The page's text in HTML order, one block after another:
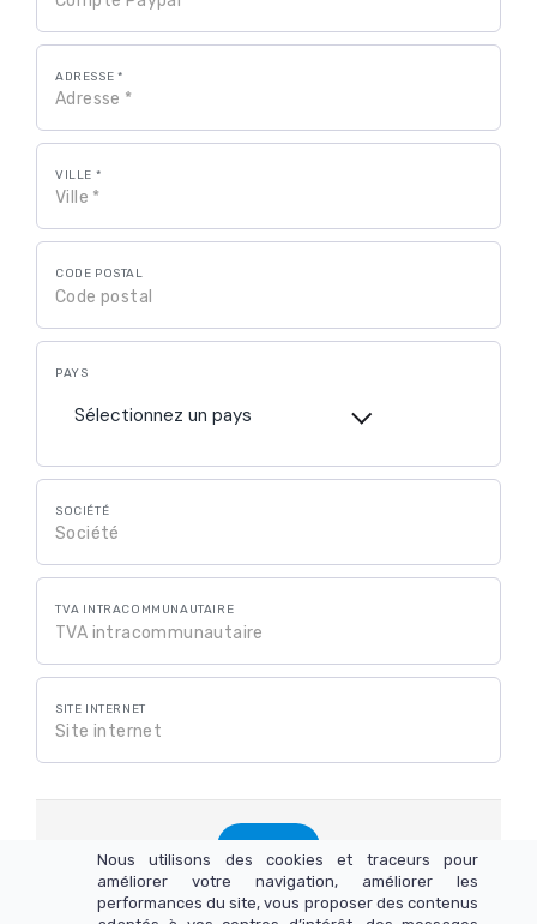
ADRESSE *
VILLE *
CODE POSTAL
PAYS
Sélectionnez un pays
SOCIÉTÉ
TVA INTRACOMMUNAUTAIRE
SITE INTERNET
Valider
Nous utilisons des cookies et traceurs pour
améliorer votre navigation, améliorer les
performances du site, vous proposer des contenus